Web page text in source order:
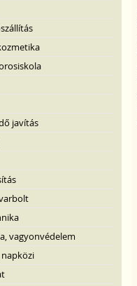
javítás
vagyonvédelem